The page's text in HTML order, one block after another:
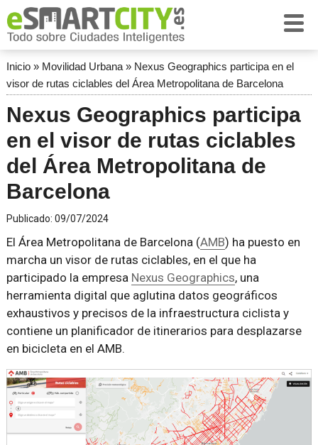
Inicio» Movilidad Urbana» Nexus Geographics participa en el
visor de rutas ciclables del Área Metropolitana de Barcelona
Nexus Geographics participa
en el visor de rutas ciclables
del Área Metropolitana de
Barcelona
Publicado: 09/07/2024
El Área Metropolitana de Barcelona (AMB) ha puesto en
marcha un visor de rutas ciclables, en el que ha
participado la empresa Nexus Geographics, una
herramienta digital que aglutina datos geográficos
exhaustivos y precisos de la infraestructura ciclista y
contiene un planificador de itinerarios para desplazarse
en bicicleta en el AMB.